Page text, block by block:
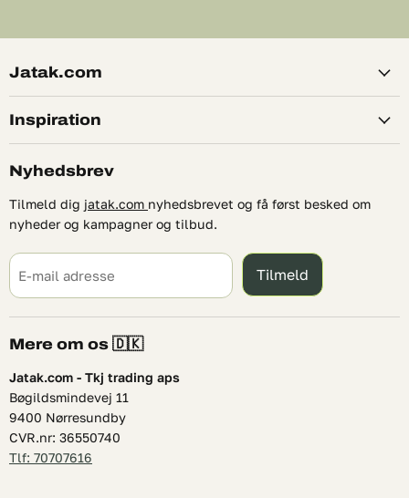
Jatak.com
Inspiration
Nyhedsbrev
Tilmeld dig jatak.com nyhedsbrevet og få først besked om
nyheder og kampagner og tilbud.
E-mail adresse Tilmeld
Mere om os 🇩🇰
Jatak.com - Tkj trading aps
Bøgildsmindevej 11
9400 Nørresundby
CVR.nr: 36550740
Tlf: 70707616